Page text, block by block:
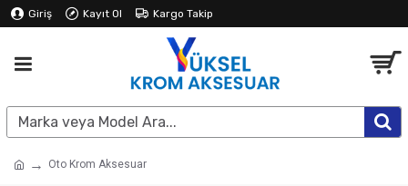
Giriş Kayıt Ol Kargo Takip
Oto Krom Aksesuar